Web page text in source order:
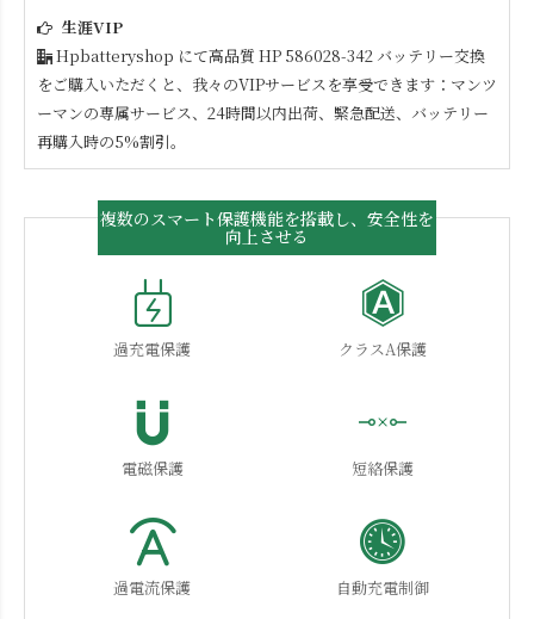
生涯VIP
Hpbatteryshop にて高品質 HP 586028-342 バッテリー交換
をご購入いただくと、我々のVIPサービスを享受できます：マンツ
ーマンの専属サービス、24時間以内出荷、緊急配送、バッテリー
再購入時の5%割引。
複数のスマート保護機能を搭載し、安全性を
向上させる
過充電保護 クラスA保護
電磁保護 短絡保護
過電流保護 自動充電制御